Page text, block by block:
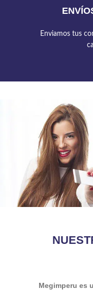
Enviamos tus
Megimperu es